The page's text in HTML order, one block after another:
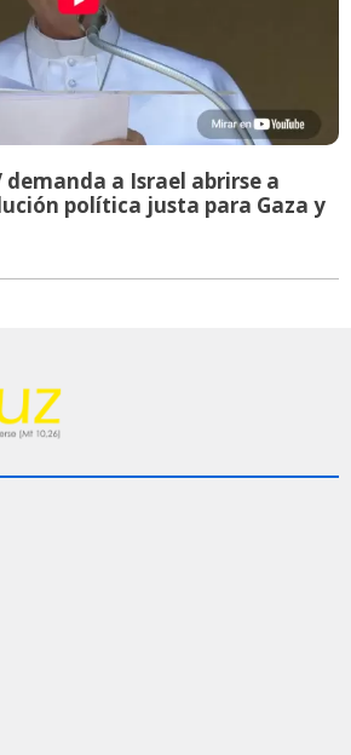
demanda a Israel abrirse a
política justa para Gaza y